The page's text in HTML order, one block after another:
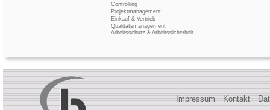
Controlling
Projektmanagement
Einkauf & Vertrieb
Qualitätsmanagement
Arbeitsschutz & Arbeitssicherheit
Impressum Kontakt